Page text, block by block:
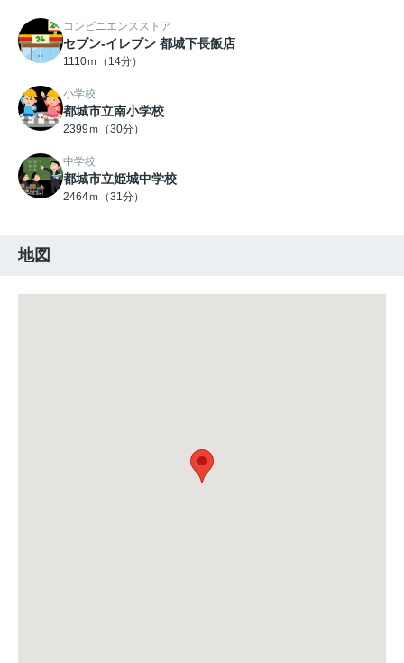
コンビニエンスストア
セブン-イレブン 都城下長飯店
1110ｍ（14分）
小学校
都城市立南小学校
2399ｍ（30分）
中学校
都城市立姫城中学校
2464ｍ（31分）
地図